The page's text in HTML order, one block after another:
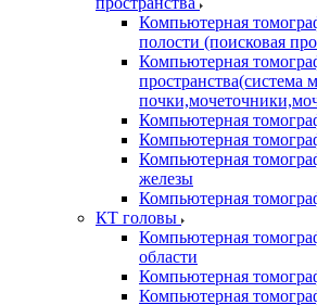
Компьютерная
полости (поисковая
Компьютерная
пространства(система
Компьютерная
Компьютерная
Компьютерная
железы
Компьютерная
КТ головы
Компьютерная
области
Компьютерная
Компьютерная